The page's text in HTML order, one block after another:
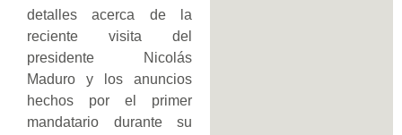
detalles acerca de la
reciente visita del
presidente Nicolás
Maduro y los anuncios
hechos por el primer
mandatario durante su